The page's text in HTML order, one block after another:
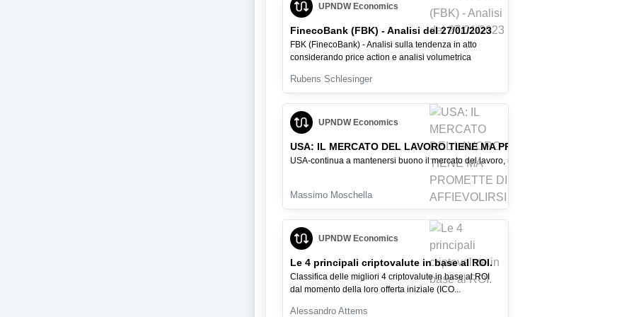
UPNDW Economics
FinecoBank (FBK) - Analisi del 27/01/2023
FBK (FinecoBank) - Analisi sulla tendenza in atto
considerando price action e analisi volumetrica
Rubens Schlesinger
UPNDW Economics
USA: IL MERCATO DEL LAVORO TIENE MA PROMETTE DI
USA-continua a mantenersi buono il mercato del lavoro, ma il PIL in affievolimento
Massimo Moschella
UPNDW Economics
Le 4 principali criptovalute in base al ROI.
Classifica delle migliori 4 criptovalute in base al ROI
dal momento della loro offerta iniziale (ICO...
Alessandro Attems